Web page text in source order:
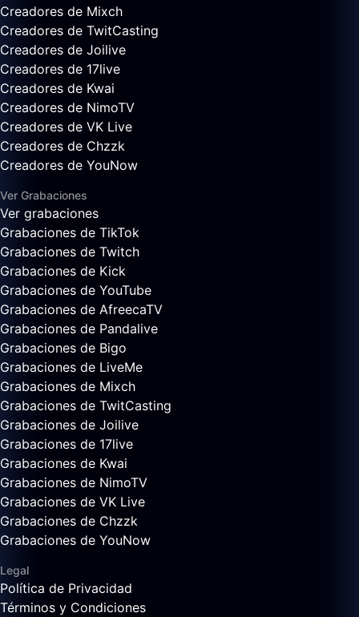
Creadores de Mixch
Creadores de TwitCasting
Creadores de Joilive
Creadores de 17live
Creadores de Kwai
Creadores de NimoTV
Creadores de VK Live
Creadores de Chzzk
Creadores de YouNow
Ver Grabaciones
Ver grabaciones
Grabaciones de TikTok
Grabaciones de Twitch
Grabaciones de Kick
Grabaciones de YouTube
Grabaciones de AfreecaTV
Grabaciones de Pandalive
Grabaciones de Bigo
Grabaciones de LiveMe
Grabaciones de Mixch
Grabaciones de TwitCasting
Grabaciones de Joilive
Grabaciones de 17live
Grabaciones de Kwai
Grabaciones de NimoTV
Grabaciones de VK Live
Grabaciones de Chzzk
Grabaciones de YouNow
Legal
Política de Privacidad
Términos y Condiciones